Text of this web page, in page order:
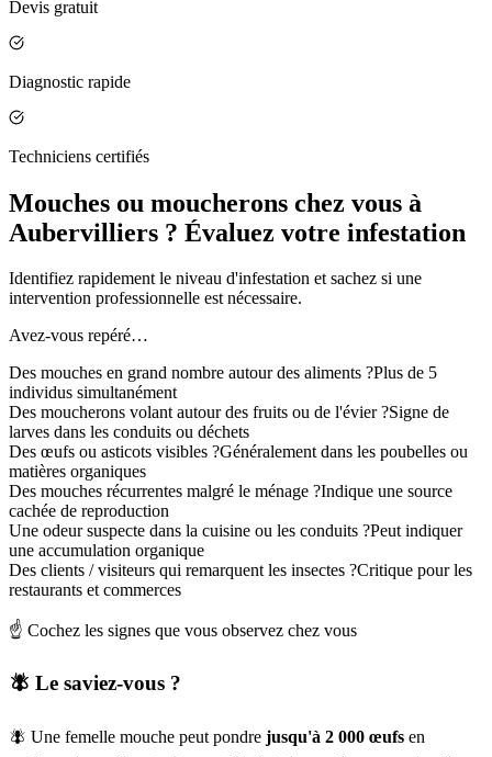
Devis gratuit
Diagnostic rapide
Techniciens certifiés
Mouches ou moucherons chez vous à
Aubervilliers ? Évaluez votre infestation
Identifiez rapidement le niveau d'infestation et sachez si une
intervention professionnelle est nécessaire.
Avez-vous repéré…
Des mouches en grand nombre autour des aliments ?Plus de 5
individus simultanément
Des moucherons volant autour des fruits ou de l'évier ?Signe de
larves dans les conduits ou déchets
Des œufs ou asticots visibles ?Généralement dans les poubelles ou
matières organiques
Des mouches récurrentes malgré le ménage ?Indique une source
cachée de reproduction
Une odeur suspecte dans la cuisine ou les conduits ?Peut indiquer
une accumulation organique
Des clients / visiteurs qui remarquent les insectes ?Critique pour les
restaurants et commerces
☝️ Cochez les signes que vous observez chez vous
🪰 Le saviez-vous ?
🪰 Une femelle mouche peut pondre jusqu'à 2 000 œufs en